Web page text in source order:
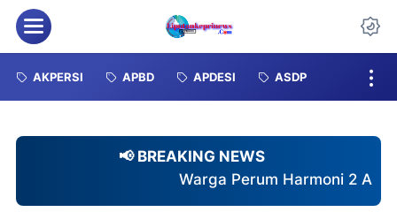
Menu
AKPERSI APBD APDESI ASDP
📢 BREAKING NEWS
Warga Perum Harmoni 2 Akhirnya Nikmati Air